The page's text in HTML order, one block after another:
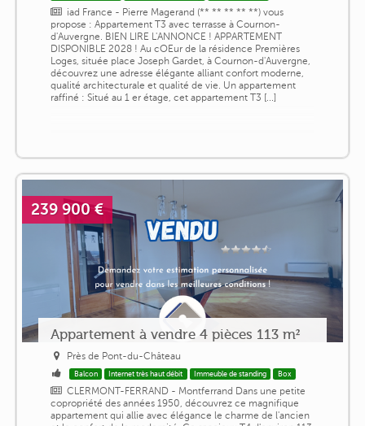
iad France - Pierre Magerand (** ** ** ** **) vous
propose : Appartement T3 avec terrasse à Cournon-
d'Auvergne. BIEN LIRE L'ANNONCE ! APPARTEMENT
DISPONIBLE 2028 ! Au cOEur de la résidence Premières
Loges, située place Joseph Gardet, à Cournon-d'Auvergne,
découvrez une adresse élégante alliant confort moderne,
qualité architecturale et qualité de vie. Un appartement
raffiné : Situé au 1 er étage, cet appartement T3 [...]
239 900 €
Appartement à vendre 4 pièces 113 m²
Près de Pont-du-Château
Balcon Internet très haut débit Immeuble de standing Box
CLERMONT-FERRAND - Montferrand Dans une petite
copropriété des années 1950, découvrez ce magnifique
appartement qui allie avec élégance le charme de l'ancien